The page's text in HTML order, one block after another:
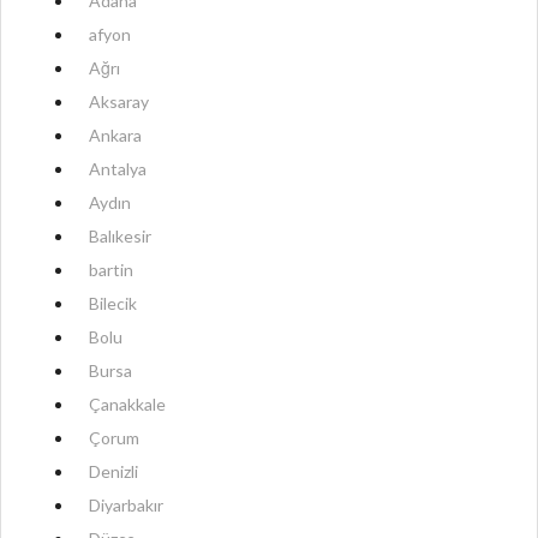
afyon
Ağrı
Aksaray
Ankara
Antalya
Aydın
Balıkesir
bartin
Bilecik
Bolu
Bursa
Çanakkale
Çorum
Denizli
Diyarbakır